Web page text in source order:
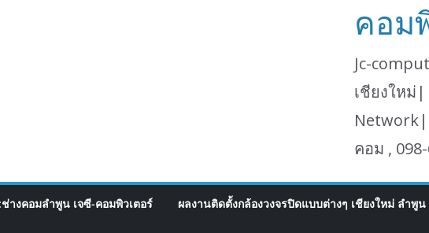
คอม
Jc-
เชียงใหม่
Network|
คอม ,
างคอมลำพูน เจซี-คอมพิวเตอร์ ผลงานติดตั้งกล้องวงจรปิดแบบต่างๆ เชียงใหม่ ลำพูน